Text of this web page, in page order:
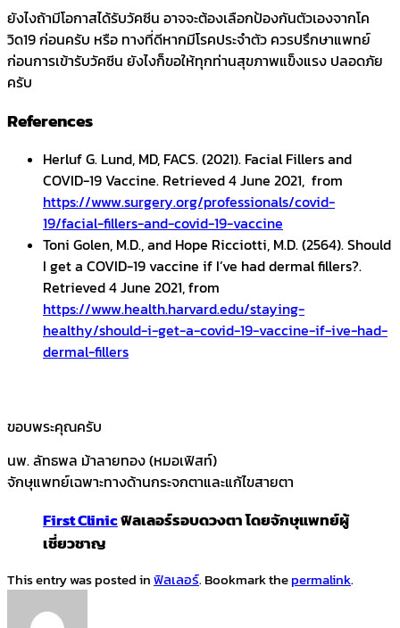
ยังไงถ้ามีโอกาสได้รับวัคซีน อาจจะต้องเลือกป้องกันตัวเองจากโค
วิด19 ก่อนครับ หรือ ทางที่ดีหากมีโรคประจำตัว ควรปรึกษาแพทย์
ก่อนการเข้ารับวัคซีน ยังไงก็ขอให้ทุกท่านสุขภาพแข็งแรง ปลอดภัย
ครับ
References
Herluf G. Lund, MD, FACS. (2021). Facial Fillers and
COVID-19 Vaccine. Retrieved 4 June 2021, from
https://www.surgery.org/professionals/covid-
19/facial-fillers-and-covid-19-vaccine
Toni Golen, M.D., and Hope Ricciotti, M.D. (2564). Should
I get a COVID-19 vaccine if I’ve had dermal fillers?.
Retrieved 4 June 2021, from
https://www.health.harvard.edu/staying-
healthy/should-i-get-a-covid-19-vaccine-if-ive-had-
dermal-fillers
ขอบพระคุณครับ
นพ. ลัทธพล ม้าลายทอง (หมอเฟิสท์)
จักษุแพทย์เฉพาะทางด้านกระจกตาและแก้ไขสายตา
First Clinicฟิลเลอร์รอบดวงตา โดยจักษุแพทย์ผู้
เชี่ยวชาญ
This entry was posted inฟิลเลอร์. Bookmark thepermalink.